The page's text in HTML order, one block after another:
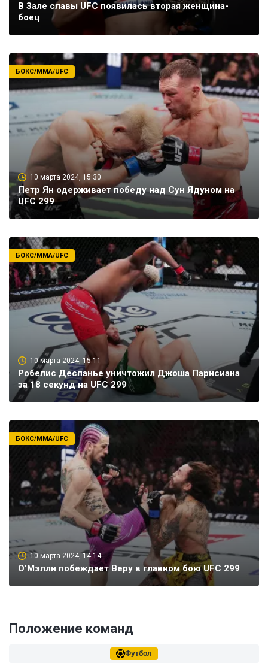
В Зале славы UFC появилась вторая женщина-
боец
10 марта 2024, 15:30
Петр Ян одерживает победу над Сун Ядуном на
UFC 299
БОКС/ММА/UFC
10 марта 2024, 15:11
Робелис Деспанье уничтожил Джоша Парисиана
за 18 секунд на UFC 299
БОКС/ММА/UFC
10 марта 2024, 14:14
О’Мэлли побеждает Веру в главном бою UFC 299
БОКС/ММА/UFC
Положение команд
Футбол